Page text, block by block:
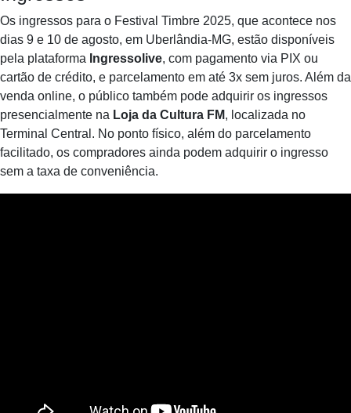
Os ingressos para o Festival Timbre 2025, que acontece nos
dias 9 e 10 de agosto, em Uberlândia-MG, estão disponíveis
pela plataforma Ingressolive, com pagamento via PIX ou
cartão de crédito, e parcelamento em até 3x sem juros. Além da
venda online, o público também pode adquirir os ingressos
presencialmente na Loja da Cultura FM, localizada no
Terminal Central. No ponto físico, além do parcelamento
facilitado, os compradores ainda podem adquirir o ingresso
sem a taxa de conveniência.